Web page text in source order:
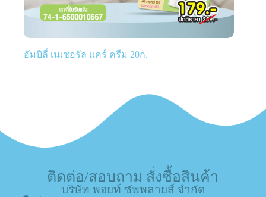
อัมบิลี่ เนเชอรัล แคร์ ครีม 20ก.
ติดต่อ/สอบถาม สั่งซื้อสินค้า
บริษัท พอยท์ ซัพพลายส์ จำกัด